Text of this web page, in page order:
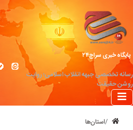
پایگاه خبری سراج۲۴
رسانه تخصصی جبهه انقلاب اسلامی؛ روایت
روشن حقیقت
استان‌ها